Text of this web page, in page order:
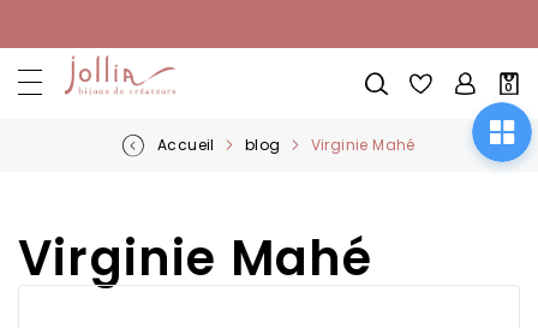
au
contenu
Mon
0
Accueil blog Virginie Mahé
Virginie Mahé